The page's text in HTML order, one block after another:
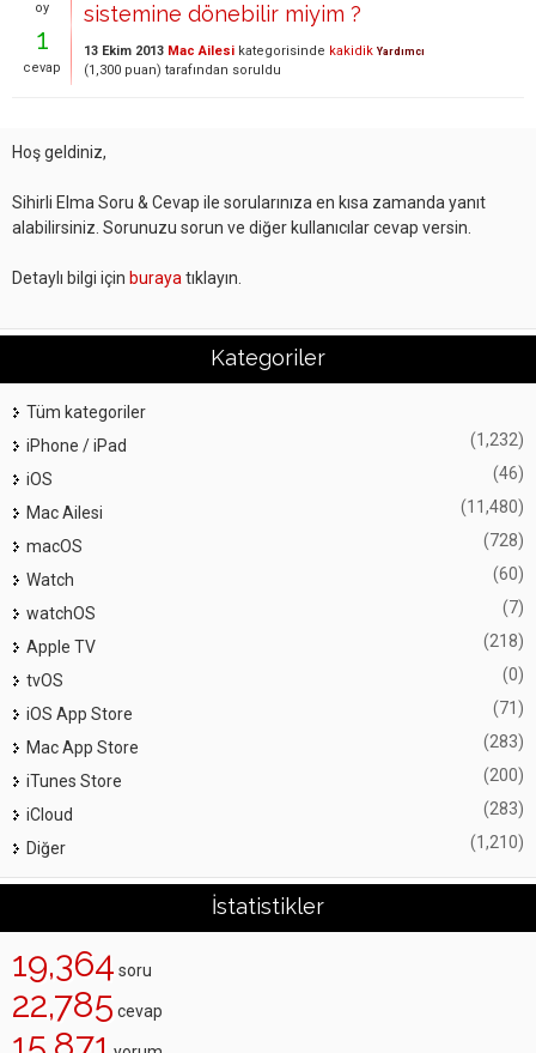
oy
1
cevap
sistemine dönebilir miyim ?
13 Ekim 2013 Mac Ailesi kategorisinde kakidik Yardımcı
(1,300 puan) tarafından soruldu
Hoş geldiniz,
Sihirli Elma Soru & Cevap ile sorularınıza en kısa zamanda yanıt
alabilirsiniz. Sorunuzu sorun ve diğer kullanıcılar cevap versin.
Detaylı bilgi için buraya tıklayın.
Kategoriler
Tüm kategoriler
iPhone / iPad
(1,232)
iOS (46)
Mac Ailesi (11,480)
macOS (728)
Watch (60)
watchOS (7)
Apple TV (218)
tvOS (0)
iOS App Store (71)
Mac App Store (283)
iTunes Store (200)
iCloud (283)
Diğer (1,210)
İstatistikler
19,364 soru
22,785 cevap